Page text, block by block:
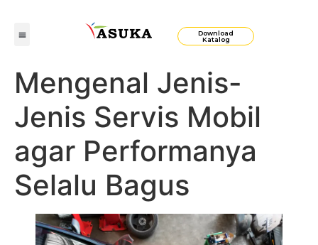
Download
Katalog
Mengenal Jenis-
Jenis Servis Mobil
agar Performanya
Selalu Bagus